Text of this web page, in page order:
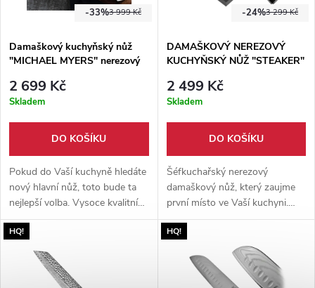
3 999 Kč
-33%
Damaškový kuchyňský nůž
"MICHAEL MYERS" nerezový
2 699 Kč
Skladem
DO KOŠÍKU
Pokud do Vaší kuchyně hledáte
nový hlavní nůž, toto bude ta
nejlepší volba. Vysoce kvalitní
damaškový nůž ostrý jako
břitva. Vhodný i jako dárek, pro
milovníky vaření.
3 299 Kč
-24%
DAMAŠKOVÝ NEREZOVÝ
KUCHYŇSKÝ NŮŽ "STEAKER"
2 499 Kč
Skladem
DO KOŠÍKU
Šéfkuchařský nerezový
damaškový nůž, který zaujme
první místo ve Vaší kuchyni.
Profesionální nůž na krájení,
sekání, řezání, plátkování a
porcování. Vysoce kvalitní
japonská ocel VG10 o tvrdosti
62 HRC!
HQ! HQ!